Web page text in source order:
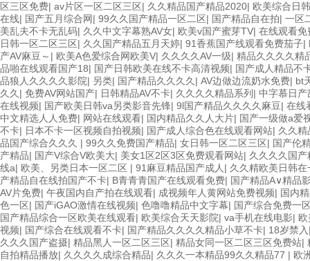
区三区免费| av片区一区二区三区| 久久精品国产精品2020| 欧美综合日
在线| 国产五月综合网| 99久久国产精品一区二区| 国产精品自在拍| 一区
美乱夫不卡无乱码| 久久中文字幕熟AV女| 欧美v国产蜜芽TV| 在线观看免
日韩一区二区三区| 久久国产精品五月天婷| 91香蕉国产线观看免费茄子|
产AV麻豆～ | 欧美A色爱综合网欧美V| 久久久久AV一级| 精品久久久久精
品啪在线观看国产18| 国产日韩欧美在线不卡高清视频| 国产成人精品不
品狼人久久久久影院| 另类| 国产精品久久久久 | AV边做边流奶水免费| bt
久久 | 免费AV网站国产| 日韩精品AV不卡| 久久久久精品系列 | 中字慕日
在线视频| 国产欧美日韩va另类影音先锋| 9l国产精品久久久久麻豆| 在线
中文精选人人免费| 网站在线观看| 国内精品久久人大片| 国产一级做a爱
不卡| 日本不卡一区视频自拍视频| 国产成人综合色在线观看网站| 久久
品国产综合久久久 | 99久久免费国产精品| 女日韩一区二区三区| 国产伦
产精品| 国产V综合V欧美大| 美女1区2区3区免费观看网站| 久久久久国产
线a| 欧美、另类日本一区二区 | 91麻豆精品国产成人 | 久久精欧美日韩在
产精品自在线拍国产不卡| B青青青国产在线观看免费| 国产精品A∨精品
AV片免费| 午夜国内自产拍在线观看| 成视频年人黄网站免费视频| 国内
色一区| 国产iGAO激情在线视频| 色噜噜精品中文字幕| 国产综合免费一
国产精品综合一区欧美在线观看| 欧美综合天天影院| va手机在线电影|
视频| 国产综合在线观看不卡| 国产精品久久久久精品小草不卡| 18岁禁入
久久久国产盗摄| 精品黑人一区二区三区| 精品女同一区二区三区免费站|
自拍精品播放| 久久久久成综合精品| 久久久一本精品99久久精品77 | 欧